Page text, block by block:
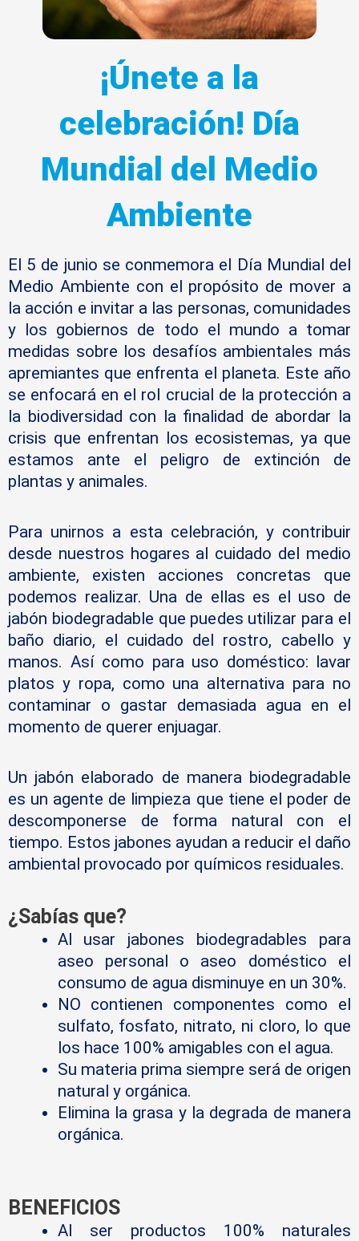
¡Únete a la
celebración! Día
Mundial del Medio
Ambiente
El 5 de junio se conmemora el Día Mundial del
Medio Ambiente con el propósito de mover a
la acción e invitar a las personas, comunidades
y los gobiernos de todo el mundo a tomar
medidas sobre los desafíos ambientales más
apremiantes que enfrenta el planeta. Este año
se enfocará en el rol crucial de la protección a
la biodiversidad con la finalidad de abordar la
crisis que enfrentan los ecosistemas, ya que
estamos ante el peligro de extinción de
plantas y animales.
Para unirnos a esta celebración, y contribuir
desde nuestros hogares al cuidado del medio
ambiente, existen acciones concretas que
podemos realizar. Una de ellas es el uso de
jabón biodegradable que puedes utilizar para el
baño diario, el cuidado del rostro, cabello y
manos. Así como para uso doméstico: lavar
platos y ropa, como una alternativa para no
contaminar o gastar demasiada agua en el
momento de querer enjuagar.
Un jabón elaborado de manera biodegradable
es un agente de limpieza que tiene el poder de
descomponerse de forma natural con el
tiempo. Estos jabones ayudan a reducir el daño
ambiental provocado por químicos residuales.
¿Sabías que?
Al usar jabones biodegradables para
aseo personal o aseo doméstico el
consumo de agua disminuye en un 30%.
NO contienen componentes como el
sulfato, fosfato, nitrato, ni cloro, lo que
los hace 100% amigables con el agua.
Su materia prima siempre será de origen
natural y orgánica.
Elimina la grasa y la degrada de manera
orgánica.
BENEFICIOS
Al ser productos 100% naturales